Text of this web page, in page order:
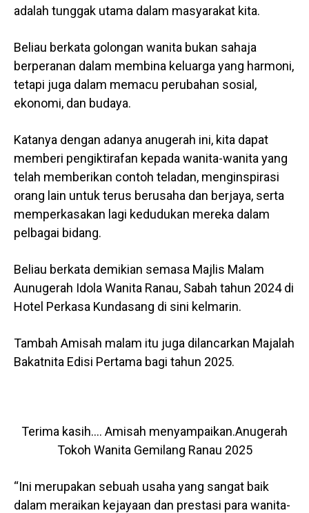
adalah tunggak utama dalam masyarakat kita.
Beliau berkata golongan wanita bukan sahaja
berperanan dalam membina keluarga yang harmoni,
tetapi juga dalam memacu perubahan sosial,
ekonomi, dan budaya.
Katanya dengan adanya anugerah ini, kita dapat
memberi pengiktirafan kepada wanita-wanita yang
telah memberikan contoh teladan, menginspirasi
orang lain untuk terus berusaha dan berjaya, serta
memperkasakan lagi kedudukan mereka dalam
pelbagai bidang.
Beliau berkata demikian semasa Majlis Malam
Aunugerah Idola Wanita Ranau, Sabah tahun 2024 di
Hotel Perkasa Kundasang di sini kelmarin.
Tambah Amisah malam itu juga dilancarkan Majalah
Bakatnita Edisi Pertama bagi tahun 2025.
Terima kasih…. Amisah menyampaikan.Anugerah
Tokoh Wanita Gemilang Ranau 2025
“Ini merupakan sebuah usaha yang sangat baik
dalam meraikan kejayaan dan prestasi para wanita-